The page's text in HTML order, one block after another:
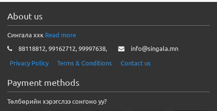
About us
Сингала ххк Read more
88118812, 99162712, 99997638,
info@singala.mn
Privacy Policy
Terms & Conditions Contact us
Payment methods
Төлбөрийн хэрэгслээ сонгоно уу?